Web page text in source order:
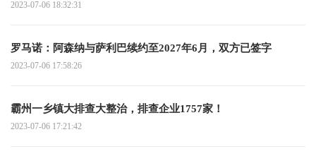
2023-07-06 18:32:31
罗马诺：阿森纳与萨利巴续约至2027年6月，双方已签字
2023-07-06 17:58:26
霸州一乡镇大排查大整治，排查企业1757家！
2023-07-06 17:21:42